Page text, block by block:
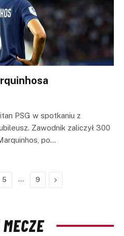
PSG w spotkaniu z
Zawodnik zaliczył 300
po…
5 … 9 Next